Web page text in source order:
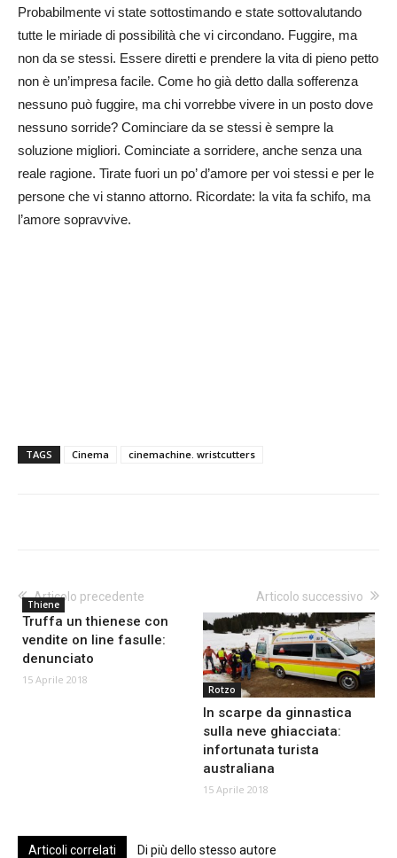
Probabilmente vi state sottostimando e state sottovalutando
tutte le miriade di possibilità che vi circondano. Fuggire, ma
non da se stessi. Essere diretti e prendere la vita di pieno petto
non è un’impresa facile. Come ho già detto dalla sofferenza
nessuno può fuggire, ma chi vorrebbe vivere in un posto dove
nessuno sorride? Cominciare da se stessi è sempre la
soluzione migliori. Cominciate a sorridere, anche senza una
reale ragione. Tirate fuori un po’ d’amore per voi stessi e per le
persone che vi stanno attorno. Ricordate: la vita fa schifo, ma
l’amore sopravvive.
TAGS Cinema cinemachine. wristcutters
Articolo precedente
Thiene
Truffa un thienese con
vendite on line fasulle:
denunciato
15 Aprile 2018
Articolo successivo
Rotzo
In scarpe da ginnastica
sulla neve ghiacciata:
infortunata turista
australiana
15 Aprile 2018
Articoli correlati Di più dello stesso autore